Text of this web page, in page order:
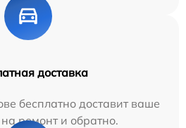
доставка
бесплатно доставит ваше
на ремонт и обратно.